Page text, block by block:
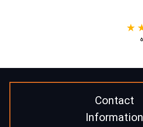
Contact
Information